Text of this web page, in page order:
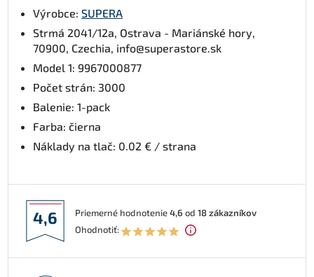
Výrobce: SUPERA
Strmá 2041/12a, Ostrava - Mariánské hory,
70900, Czechia, info@superastore.sk
Model 1: 9967000877
Počet strán: 3000
Balenie: 1-pack
Farba: čierna
Náklady na tlač: 0.02 € / strana
4,6 Priemerné hodnotenie4,6 od 18zákazníkov
Ohodnotiť: